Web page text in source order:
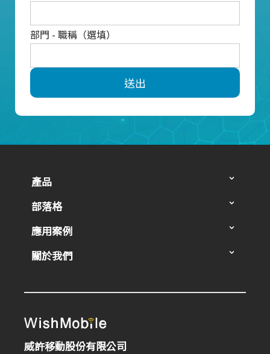
部門 - 職稱（選填）
送出
產品
部落格
應用案例
關於我們
威許移動股份有限公司